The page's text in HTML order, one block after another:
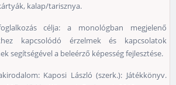
kalap/tarisznya.
célja: a monológban megjelenő
kapcsolódó érzelmek és kapcsolatok
segítségével a beleérző képesség fejlesztése.
Kaposi László (szerk.): Játékkönyv.